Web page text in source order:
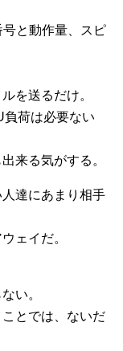
と動作量、スピ
を送るだけ。
負荷は必要ない
来る気がする。
達にあまり相手
ェイだ。
い。
とでは、ないだ